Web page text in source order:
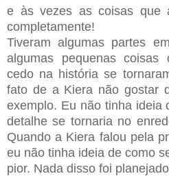
e às vezes as coisas que
completamente!
Tiveram algumas partes
algumas pequenas coisas
cedo na história se
fato de a Kiera não gostar
exemplo. Eu não tinha ideia
detalhe se tornaria no
Quando a Kiera falou pela
eu não tinha ideia de como
pior. Nada disso foi